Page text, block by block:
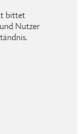
bittet
Nutzer